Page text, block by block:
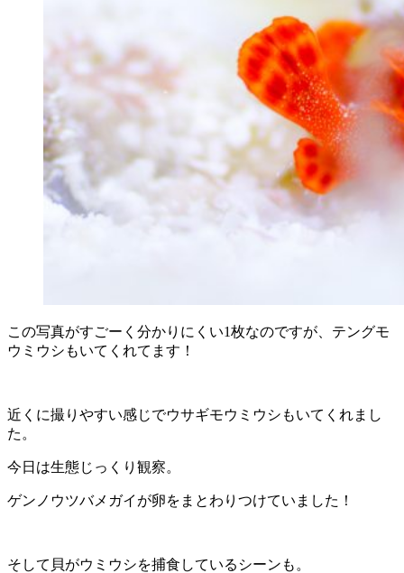
この写真がすごーく分かりにくい1枚なのですが、テングモ
ウミウシもいてくれてます！
近くに撮りやすい感じでウサギモウミウシもいてくれまし
た。
今日は生態じっくり観察。
ゲンノウツバメガイが卵をまとわりつけていました！
そして貝がウミウシを捕食しているシーンも。